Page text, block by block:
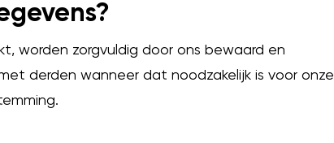
worden zorgvuldig door ons bewaard en
derden wanneer dat noodzakelijk is voor onze